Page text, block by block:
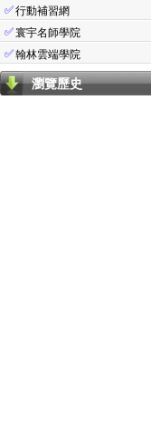
✅行動補習網
✅寰宇名師學院
✅翰林雲端學院
瀏覽歷史